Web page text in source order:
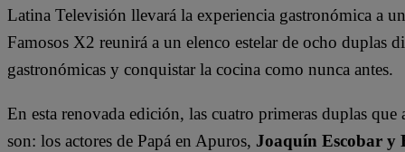
Latina Televisión llevará la experiencia gastronómica a
Famosos X2 reunirá a un elenco estelar de ocho duplas
gastronómicas y conquistar la cocina como nunca antes.
En esta renovada edición, las cuatro primeras duplas
son: los actores de Papá en Apuros, Joaquín Escobar y